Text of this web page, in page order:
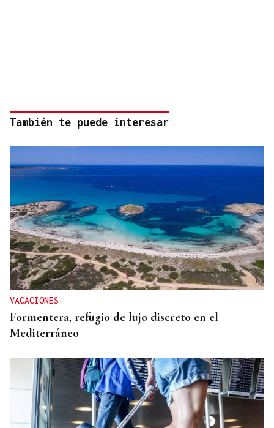
También te puede interesar
VACACIONES
Formentera, refugio de lujo discreto en el
Mediterráneo